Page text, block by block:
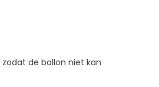
de ballon niet kan